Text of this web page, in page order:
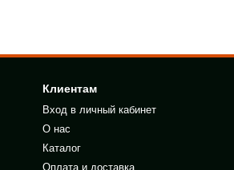
Клиентам
Вход в личный кабинет
О нас
Каталог
Оплата и доставка